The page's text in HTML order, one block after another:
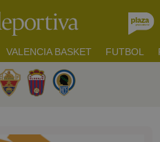
VALENCIA BASKET FUTBOL